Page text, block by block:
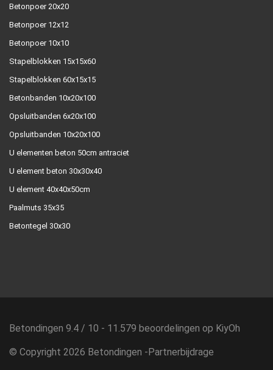
Betonpoer 20x20
Betonpoer 12x12
Betonpoer 10x10
Stapelblokken 15x15x60
Stapelblokken 60x15x15
Betonbanden 10x20x100
Opsluitbanden 6x20x100
Opsluitbanden 10x20x100
U elementen beton 50cm antraciet
U element beton 30x30x40
U element 40x40x50cm
Paalmuts 35x35
Betontegel 30x30
Betondingen 9.4 / 10 - 11.579 beoordelingen op KiyOh
© Copyright 2026 Betondingen - Partnerbijdrage